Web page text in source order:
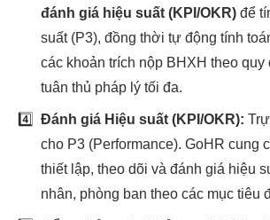
đánh giá hiệu suất (KPI/OKR) để
suất (P3), đồng thời tự động tính
các khoản trích nộp BHXH theo quy
tuân thủ pháp lý tối đa.
4️⃣ Đánh giá Hiệu suất (KPI/OKR):
cho P3 (Performance). GoHR cung
thiết lập, theo dõi và đánh giá hiệu
nhân, phòng ban theo các mục tiêu